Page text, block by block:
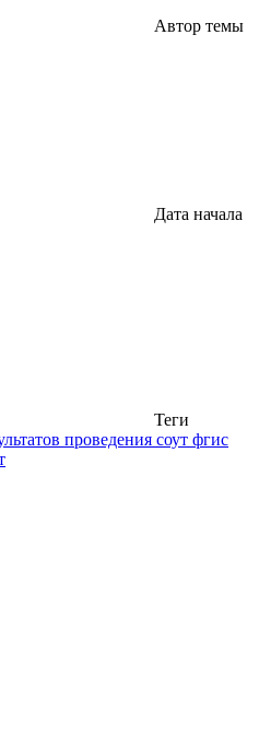
Автор темы
Дата начала
Теги
проведения соут фгис